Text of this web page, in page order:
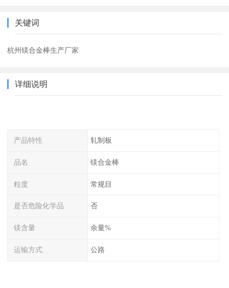
关键词
杭州镁合金棒生产厂家
详细说明
产品特性 轧制板
品名 镁合金棒
粒度 常规目
是否危险化学品 否
镁含量 余量%
运输方式 公路